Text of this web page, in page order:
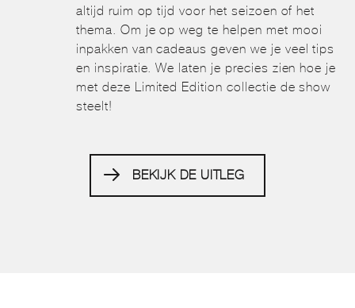
altijd ruim op tijd voor het seizoen of het
thema. Om je op weg te helpen met mooi
inpakken van cadeaus geven we je veel tips
en inspiratie. We laten je precies zien hoe je
met deze Limited Edition collectie de show
steelt!
BEKIJK DE UITLEG